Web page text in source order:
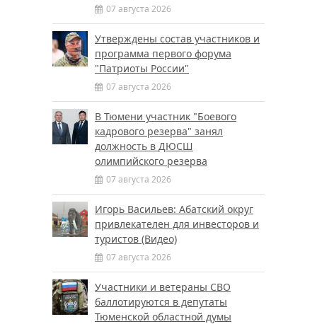
07 августа 2026
Утверждены состав участников и
программа первого форума
"Патриоты России"
07 августа 2026
В Тюмени участник "Боевого
кадрового резерва" занял
должность в ДЮСШ
олимпийского резерва
07 августа 2026
Игорь Васильев: Абатский округ
привлекателен для инвесторов и
туристов (Видео)
07 августа 2026
Участники и ветераны СВО
баллотируются в депутаты
Тюменской областной думы